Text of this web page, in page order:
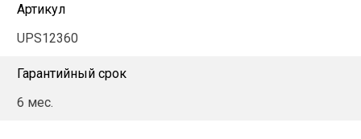
Артикул
UPS12360
Гарантийный срок
6 мес.